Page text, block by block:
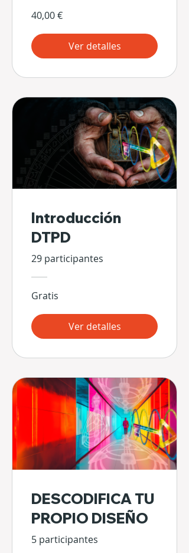
40,00 €
Ver detalles
Introducción
DTPD
29 participantes
Gratis
Ver detalles
DESCODIFICA TU
PROPIO DISEÑO
5 participantes